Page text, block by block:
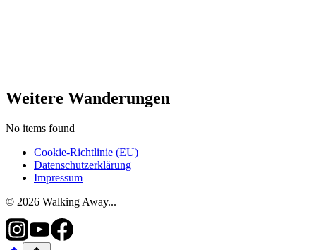
Weitere Wanderungen
No items found
Cookie-Richtlinie (EU)
Datenschutzerklärung
Impressum
© 2026 Walking Away...